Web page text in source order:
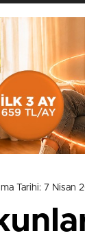
Tarihi: 7 Nisan